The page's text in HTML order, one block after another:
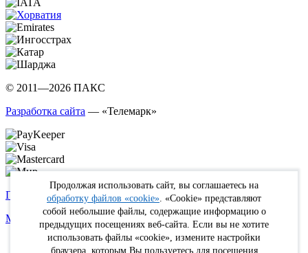
© 2011—2026 ПАКС
Разработка сайта — «Телемарк»
Политика в отношении обработки персональных данных
Max
WhatsApp Telegram вКонтакте Youtube Rutube
Продолжая использовать сайт, вы соглашаетесь на
обработку файлов «cookie» . «Cookie» представляют
собой небольшие файлы, содержащие информацию о
предыдущих посещениях веб-сайта. Если вы не хотите
использовать файлы «cookie», измените настройки
браузера, которым Вы пользуетесь для посещения
Online